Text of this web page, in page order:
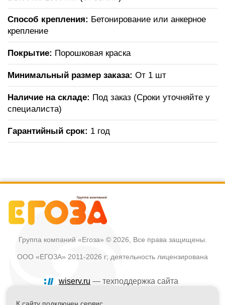
Способ крепления: Бетонирование или анкерное
крепление
Покрытие: Порошковая краска
Минимальный размер заказа: От 1 шт
Наличие на складе: Под заказ (Сроки уточняйте у
специалиста)
Гарантийный срок: 1 год
Группа компаний «Егоза» © 2026, Все права защищены.
ООО «ЕГОЗА» 2011-2026 г; деятельность лицензирована
wiserv.ru — техподдержка сайта
Политика в отношении обработки персональных данных